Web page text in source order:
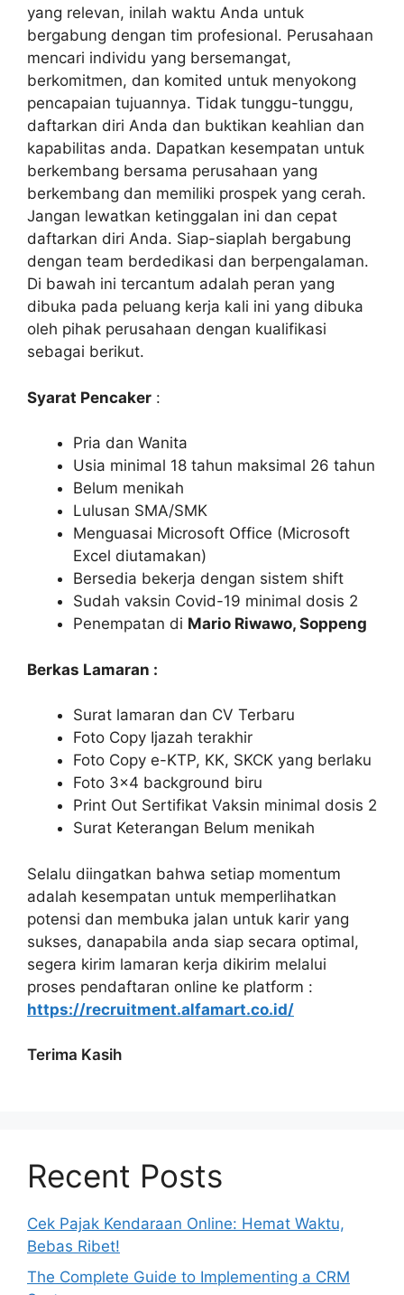
yang relevan, inilah waktu Anda untuk
bergabung dengan tim profesional. Perusahaan
mencari individu yang bersemangat,
berkomitmen, dan komited untuk menyokong
pencapaian tujuannya. Tidak tunggu-tunggu,
daftarkan diri Anda dan buktikan keahlian dan
kapabilitas anda. Dapatkan kesempatan untuk
berkembang bersama perusahaan yang
berkembang dan memiliki prospek yang cerah.
Jangan lewatkan ketinggalan ini dan cepat
daftarkan diri Anda. Siap-siaplah bergabung
dengan team berdedikasi dan berpengalaman.
Di bawah ini tercantum adalah peran yang
dibuka pada peluang kerja kali ini yang dibuka
oleh pihak perusahaan dengan kualifikasi
sebagai berikut.
Syarat Pencaker :
Pria dan Wanita
Usia minimal 18 tahun maksimal 26 tahun
Belum menikah
Lulusan SMA/SMK
Menguasai Microsoft Office (Microsoft
Excel diutamakan)
Bersedia bekerja dengan sistem shift
Sudah vaksin Covid-19 minimal dosis 2
Penempatan di Mario Riwawo, Soppeng
Berkas Lamaran :
Surat lamaran dan CV Terbaru
Foto Copy Ijazah terakhir
Foto Copy e-KTP, KK, SKCK yang berlaku
Foto 3×4 background biru
Print Out Sertifikat Vaksin minimal dosis 2
Surat Keterangan Belum menikah
Selalu diingatkan bahwa setiap momentum
adalah kesempatan untuk memperlihatkan
potensi dan membuka jalan untuk karir yang
sukses, danapabila anda siap secara optimal,
segera kirim lamaran kerja dikirim melalui
proses pendaftaran online ke platform :
https://recruitment.alfamart.co.id/
Terima Kasih
Recent Posts
Cek Pajak Kendaraan Online: Hemat Waktu,
Bebas Ribet!
The Complete Guide to Implementing a CRM